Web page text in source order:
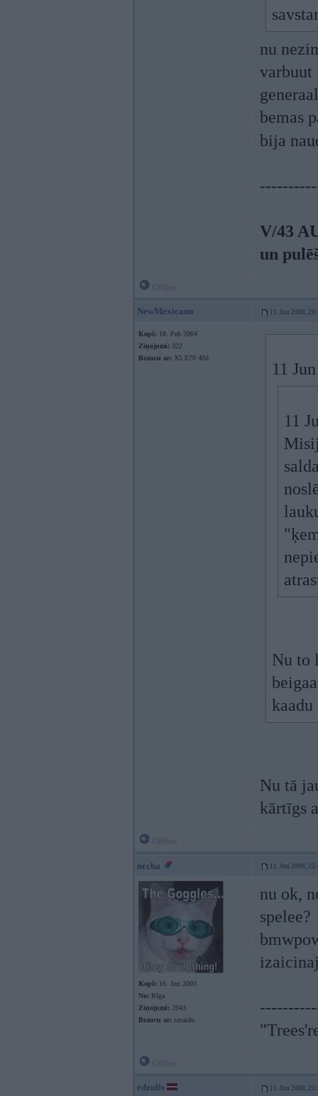
nu
varbuut
bemas
bija
V/43
un
NewMexicano 11. Jun 2008,
Kopš: 18. Feb 2004
Ziņojumi: 322
Braucu ar: X5 E70 40d
11
11
Nu to
Nu tā
kārtīgs
nrcha 11. Jun 2008,
Kopš: 16. Jun 2003
No: Rīga
Ziņojumi: 2643
Braucu ar: smaidu
nu ok,
spelee?
edzulis 11. Jun 2008,